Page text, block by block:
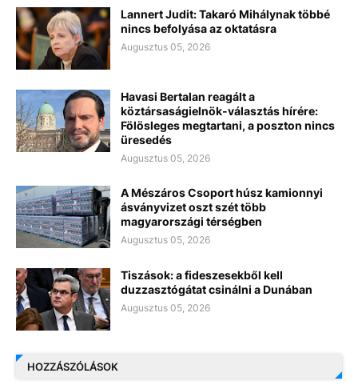
Lannert Judit: Takaró Mihálynak többé
nincs befolyása az oktatásra
Augusztus 05, 2026
Havasi Bertalan reagált a
köztársaságielnök-választás hírére:
Fölösleges megtartani, a poszton nincs
üresedés
Augusztus 05, 2026
A Mészáros Csoport húsz kamionnyi
ásványvizet oszt szét több
magyarországi térségben
Augusztus 05, 2026
Tiszások: a fideszesekből kell
duzzasztógátat csinálni a Dunában
Augusztus 05, 2026
HOZZÁSZÓLÁSOK